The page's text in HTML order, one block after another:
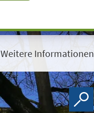
Weitere Informationen